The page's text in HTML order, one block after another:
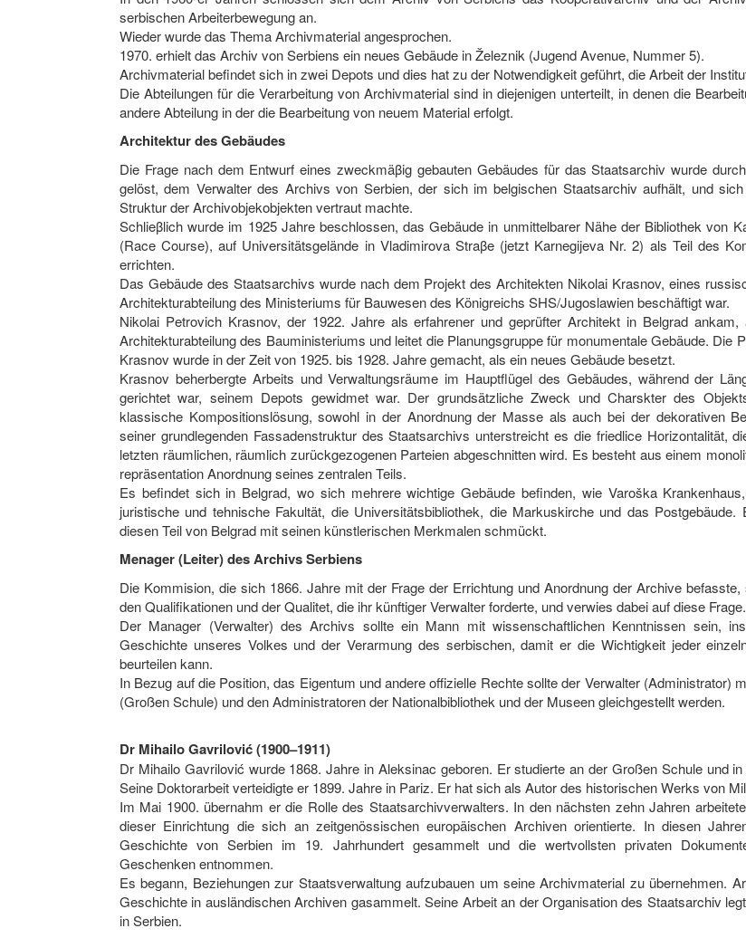
serbischen Arbeiterbewegung an.
Wieder wurde das Thema Archivmaterial angesprochen.
1970. erhielt das Archiv von Serbiens ein neues Gebäude in Železnik (Jugend Avenue, Nummer 5).
Archivmaterial befindet sich in zwei Depots und dies hat zu der Notwendigkeit geführt, die Arbeit der
Die Abteilungen für die Verarbeitung von Archivmaterial sind in diejenigen unterteilt, in denen die
andere Abteilung in der die Bearbeitung von neuem Material erfolgt.
Architektur des Gebäudes
Die Frage nach dem Entwurf eines zweckmäβig gebauten Gebäudes für das Staatsarchiv wurde
gelöst, dem Verwalter des Archivs von Serbien, der sich im belgischen Staatsarchiv aufhält, und
Struktur der Archivobjekobjekten vertraut machte.
Schlieβlich wurde im 1925 Jahre beschlossen, das Gebäude in unmittelbarer Nähe der Bibliothek von
(Race Course), auf Universitätsgelände in Vladimirova Straβe (jetzt Karnegijeva Nr. 2) als Teil des
errichten.
Das Gebäude des Staatsarchivs wurde nach dem Projekt des Architekten Nikolai Krasnov, eines
Architekturabteilung des Ministeriums für Bauwesen des Königreichs SHS/Jugoslawien beschäftigt war.
Nikolai Petrovich Krasnov, der 1922. Jahre als erfahrener und geprüfter Architekt in Belgrad
Architekturabteilung des Bauministeriums und leitet die Planungsgruppe für monumentale Gebäude. Die
Krasnov wurde in der Zeit von 1925. bis 1928. Jahre gemacht, als ein neues Gebäude besetzt.
Krasnov beherbergte Arbeits und Verwaltungsräume im Hauptflügel des Gebäudes, während der
gerichtet war, seinem Depots gewidmet war. Der grundsätzliche Zweck und Charskter des
klassische Kompositionslösung, sowohl in der Anordnung der Masse als auch bei der dekorativen
seiner grundlegenden Fassadenstruktur des Staatsarchivs unterstreicht es die friedlice Horizontalität,
letzten räumlichen, räumlich zurückgezogenen Parteien abgeschnitten wird. Es besteht aus einem
repräsentation Anordnung seines zentralen Teils.
Es befindet sich in Belgrad, wo sich mehrere wichtige Gebäude befinden, wie Varoška
juristische und tehnische Fakultät, die Universitätsbibliothek, die Markuskirche und das
diesen Teil von Belgrad mit seinen künstlerischen Merkmalen schmückt.
Menager (Leiter) des Archivs Serbiens
Die Kommision, die sich 1866. Jahre mit der Frage der Errichtung und Anordnung der Archive
den Qualifikationen und der Qualitet, die ihr künftiger Verwalter forderte, und verwies dabei auf diese Frage.
Der Manager (Verwalter) des Archivs sollte ein Mann mit wissenschaftlichen Kenntnissen sein,
Geschichte unseres Volkes und der Verarmung des serbischen, damit er die Wichtigkeit jeder
beurteilen kann.
In Bezug auf die Position, das Eigentum und andere offizielle Rechte sollte der Verwalter (Administrator)
(Großen Schule) und den Administratoren der Nationalbibliothek und der Museen gleichgestellt werden.
Dr Mihailo Gavrilović (1900–1911)
Dr Mihailo Gavrilović wurde 1868. Jahre in Aleksinac geboren. Er studierte an der Großen Schule und
Seine Doktorarbeit verteidigte er 1899. Jahre in Pariz. Er hat sich als Autor des historischen Werks von
Im Mai 1900. übernahm er die Rolle des Staatsarchivverwalters. In den nächsten zehn Jahren
dieser Einrichtung die sich an zeitgenössischen europäischen Archiven orientierte. In diesen
Geschichte von Serbien im 19. Jahrhundert gesammelt und die wertvollsten privaten
Geschenken entnommen.
Es begann, Beziehungen zur Staatsverwaltung aufzubauen um seine Archivmaterial zu übernehmen.
Geschichte in ausländischen Archiven gasammelt. Seine Arbeit an der Organisation des Staatsarchiv
in Serbien.